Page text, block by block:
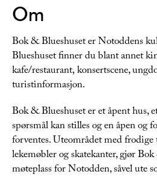
Om
Bok & Blueshuset er Notoddens
Blueshuset finner du blant annet
kafe/restaurant, konsertscene,
turistinformasjon.
Bok & Blueshuset er et åpent hus,
spørsmål kan stilles og en åpen og
forventes. Uteområdet med frodige
lekemøbler og skatekanter, gjør
møteplass for Notodden, såvel ute